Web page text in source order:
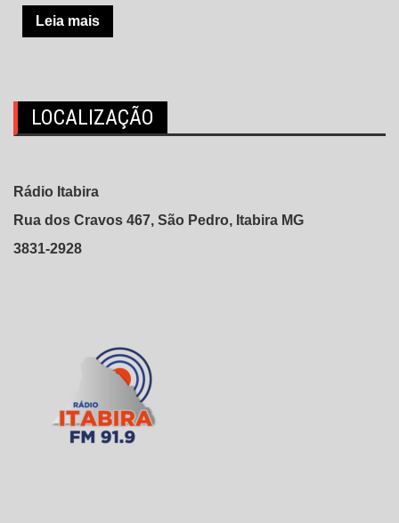
Leia mais
LOCALIZAÇÃO
Rádio Itabira
Rua dos Cravos 467, São Pedro, Itabira MG
3831-2928